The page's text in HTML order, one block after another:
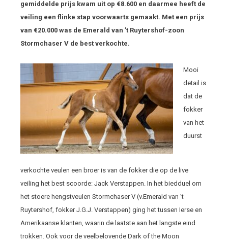
gemiddelde prijs kwam uit op €8.600 en daarmee heeft de
veiling een flinke stap voorwaarts gemaakt. Met een prijs
van €20.000 was de Emerald van ’t Ruytershof-zoon
Stormchaser V de best verkochte.
Mooi
detail is
dat de
fokker
van het
duurst
verkochte veulen een broer is van de fokker die op de live
veiling het best scoorde: Jack Verstappen. In het biedduel om
het stoere hengstveulen Stormchaser V (v.Emerald van ’t
Ruytershof, fokker J.G.J. Verstappen) ging het tussen Ierse en
Amerikaanse klanten, waarin de laatste aan het langste eind
trokken. Ook voor de veelbelovende Dark of the Moon